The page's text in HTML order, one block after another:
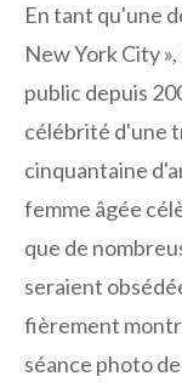
En tant qu'une
New York City
public depuis
célébrité d'une
cinquantaine
femme âgée
que de
seraient
fièrement
séance photo